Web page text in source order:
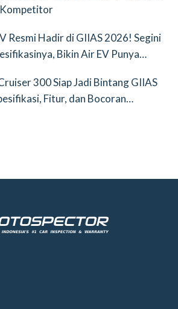
Kompetitor
Resmi Hadir di GIIAS 2026! Segini
Bikin Air EV Punya
300 Siap Jadi Bintang GIIAS
Fitur, dan Bocoran